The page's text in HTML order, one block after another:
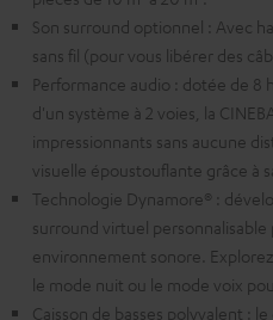
Son surround optionnel : Avec
sans fil (pour vous libérer des
Performance audio : dotée de
d'un système à 2 voies, la
impressionnants sans aucune
visuelle époustouflante grâce à
Technologie Dynamore® :
surround virtuel
environnement sonore.
le mode nuit ou le mode voix
Caisson de basses polyvalent :